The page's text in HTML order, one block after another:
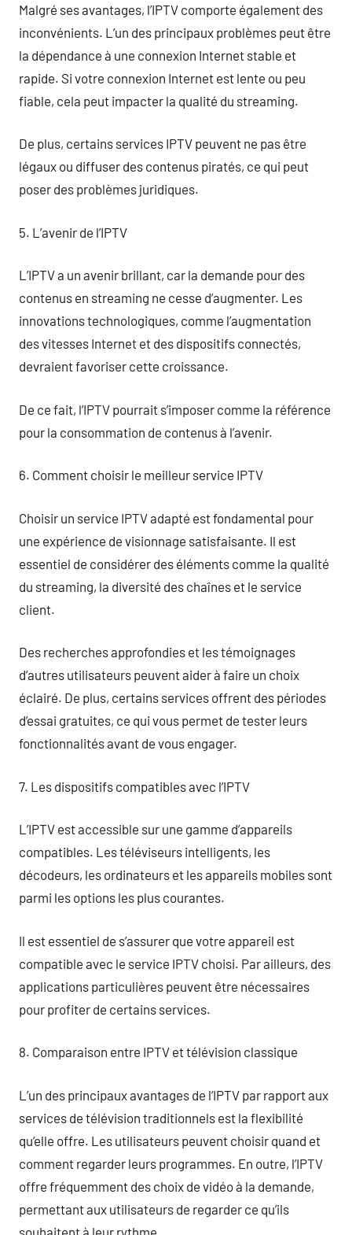
Malgré ses avantages, l’IPTV comporte également des
inconvénients. L’un des principaux problèmes peut être
la dépendance à une connexion Internet stable et
rapide. Si votre connexion Internet est lente ou peu
fiable, cela peut impacter la qualité du streaming.
De plus, certains services IPTV peuvent ne pas être
légaux ou diffuser des contenus piratés, ce qui peut
poser des problèmes juridiques.
5. L’avenir de l’IPTV
L’IPTV a un avenir brillant, car la demande pour des
contenus en streaming ne cesse d’augmenter. Les
innovations technologiques, comme l’augmentation
des vitesses Internet et des dispositifs connectés,
devraient favoriser cette croissance.
De ce fait, l’IPTV pourrait s’imposer comme la référence
pour la consommation de contenus à l’avenir.
6. Comment choisir le meilleur service IPTV
Choisir un service IPTV adapté est fondamental pour
une expérience de visionnage satisfaisante. Il est
essentiel de considérer des éléments comme la qualité
du streaming, la diversité des chaînes et le service
client.
Des recherches approfondies et les témoignages
d’autres utilisateurs peuvent aider à faire un choix
éclairé. De plus, certains services offrent des périodes
d’essai gratuites, ce qui vous permet de tester leurs
fonctionnalités avant de vous engager.
7. Les dispositifs compatibles avec l’IPTV
L’IPTV est accessible sur une gamme d’appareils
compatibles. Les téléviseurs intelligents, les
décodeurs, les ordinateurs et les appareils mobiles sont
parmi les options les plus courantes.
Il est essentiel de s’assurer que votre appareil est
compatible avec le service IPTV choisi. Par ailleurs, des
applications particulières peuvent être nécessaires
pour profiter de certains services.
8. Comparaison entre IPTV et télévision classique
L’un des principaux avantages de l’IPTV par rapport aux
services de télévision traditionnels est la flexibilité
qu’elle offre. Les utilisateurs peuvent choisir quand et
comment regarder leurs programmes. En outre, l’IPTV
offre fréquemment des choix de vidéo à la demande,
permettant aux utilisateurs de regarder ce qu’ils
souhaitent à leur rythme.